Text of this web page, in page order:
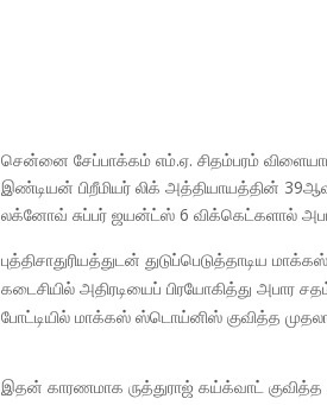
சென்னை சேப்பாக்கம் எம்.ஏ. சிதம்பரம்
இண்டியன் பிறீமியர் லிக் அத்தியாயத்தின்
லக்னோவ் சுப்பர் ஜயன்ட்ஸ் 6 விக்கெட்களால்
புத்திசாதுரியத்துடன் துடுப்பெடுத்தாடிய
கடைசியில் அதிரடியைப் பிரயோகித்து
போட்டியில் மாக்கஸ் ஸ்டொய்னிஸ் குவித்த
இதன் காரணமாக ருத்துராஜ் கய்க்வாட் குவித்த